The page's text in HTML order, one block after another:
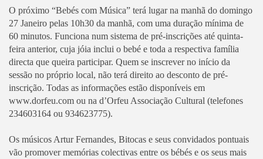
O próximo “Bebés com Música” terá lugar na manhã do domingo
27 Janeiro pelas 10h30 da manhã, com uma duração mínima de
60 minutos. Funciona num sistema de pré-inscrições até quinta-
feira anterior, cuja jóia inclui o bebé e toda a respectiva família
directa que queira participar. Quem se inscrever no início da
sessão no próprio local, não terá direito ao desconto de pré-
inscrição. Todas as informações estão disponíveis em
www.dorfeu.com ou na d’Orfeu Associação Cultural (telefones
234603164 ou 934623775).
Os músicos Artur Fernandes, Bitocas e seus convidados pontuais
vão promover memórias colectivas entre os bébés e os seus mais